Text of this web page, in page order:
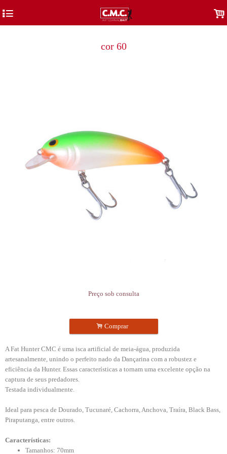
4 .
cor 60
Preço sob consulta
. Comprar
A Fat Hunter CMC é uma isca artificial de meia-água, produzida
artesanalmente, unindo o perfeito nado da Dançarina com a robustez e
eficiência da Hunter. Essas características a tornam uma excelente opção na
captura de seus predadores.
Testada individualmente.
Ideal para pesca de Dourado, Tucunaré, Cachorra, Anchova, Traíra, Black Bass,
Piraputanga, entre outros.
Características:
Tamanhos: 70mm